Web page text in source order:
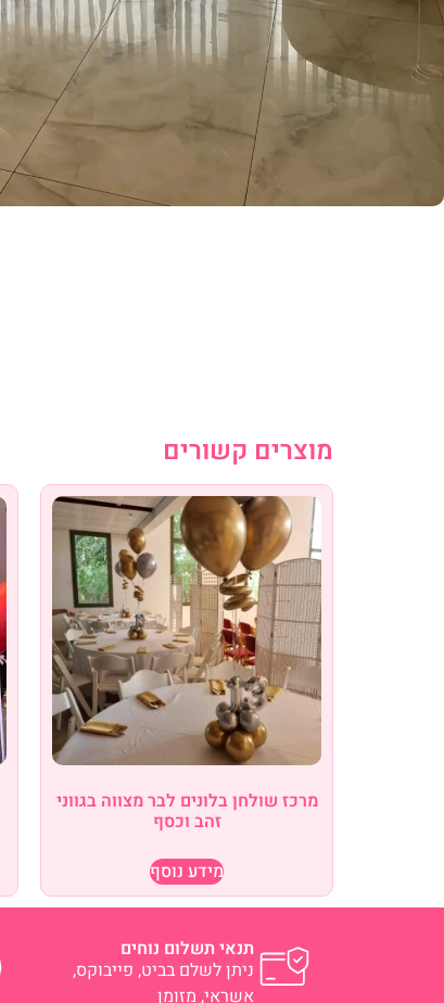
מוצרים קשורים
מרכז שולחן בלונים לבר מצווה בגווני
זהב וכסף
מידע נוסף
תנאי תשלום נוחים
ניתן לשלם בביט, פייבוקס,
אשראי, מזומן